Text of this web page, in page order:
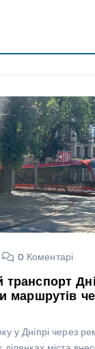
0 Коментарі
транспорт
маршрутів
у Дніпрі через